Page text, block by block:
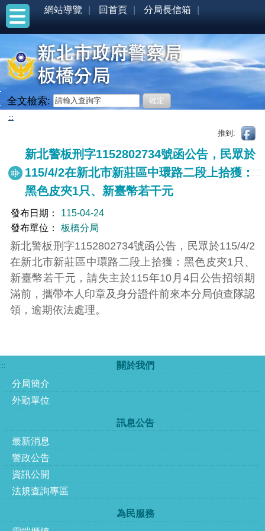
網站導覽 回首頁 分局長信箱
全文檢索:
:::
推到:
新北警板刑字1152802734號函公告，民眾於
115/4/2在新北市新莊區中環路二段上拾獲：
黑色皮夾1只、新臺幣若干元
發布日期：
115-04-24
發布單位：
板橋分局
新北警板刑字1152802734號函公告，民眾於115/4/2
在新北市新莊區中環路二段上拾獲：黑色皮夾1只、
新臺幣若干元，請失主於115年10月4日公告招領期
滿前，攜帶本人印章及身分證件前來本分局偵查隊認
領，逾期依法處理。
:::
關於我們
分局簡介
外勤單位
訊息公告
最新消息
警政公告
資訊公開
法規查詢專區
為民服務